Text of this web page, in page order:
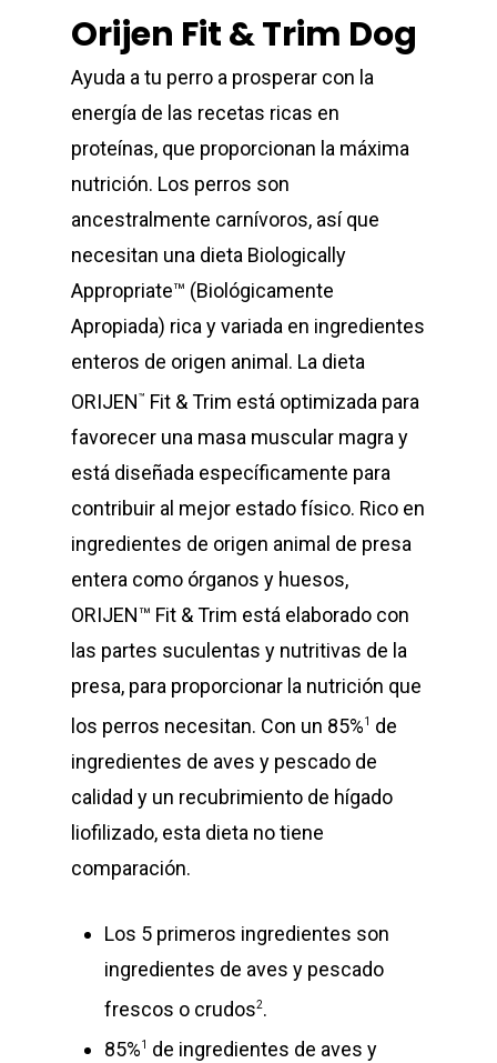
Orijen Fit & Trim Dog
Ayuda a tu perro a prosperar con la
energía de las recetas ricas en
proteínas, que proporcionan la máxima
nutrición. Los perros son
ancestralmente carnívoros, así que
necesitan una dieta Biologically
Appropriate™ (Biológicamente
Apropiada) rica y variada en ingredientes
enteros de origen animal. La dieta
ORIJEN™ Fit & Trim está optimizada para
favorecer una masa muscular magra y
está diseñada específicamente para
contribuir al mejor estado físico. Rico en
ingredientes de origen animal de presa
entera como órganos y huesos,
ORIJEN™ Fit & Trim está elaborado con
las partes suculentas y nutritivas de la
presa, para proporcionar la nutrición que
los perros necesitan. Con un 85%1
de
ingredientes de aves y pescado de
calidad y un recubrimiento de hígado
liofilizado, esta dieta no tiene
comparación.
Los 5 primeros ingredientes son
ingredientes de aves y pescado
frescos o crudos2.
85%1
de ingredientes de aves y